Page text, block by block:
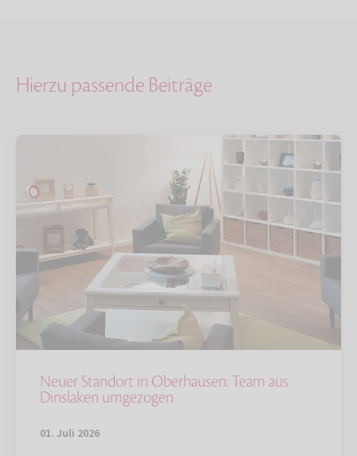
Hierzu passende Beiträge
Neuer Standort in Oberhausen: Team aus
Dinslaken umgezogen
01. Juli 2026